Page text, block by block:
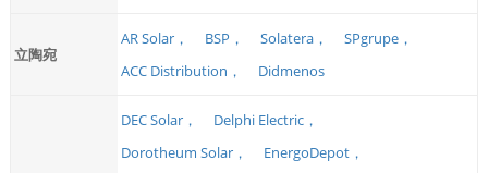
立陶宛
AR Solar， BSP， Solatera，
SPgrupe，
ACC Distribution，
Didmenos
DEC Solar，
Delphi Electric，
Dorotheum Solar，
EnergoDepot，